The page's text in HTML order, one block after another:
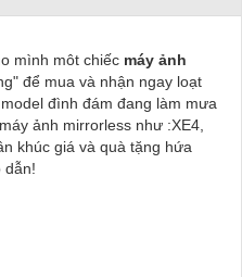
mình môt chiếc máy ảnh
để mua và nhận ngay loạt
đình đám đang làm mưa
ảnh mirrorless như :XE4,
khúc giá và quà tặng hứa
dẫn!